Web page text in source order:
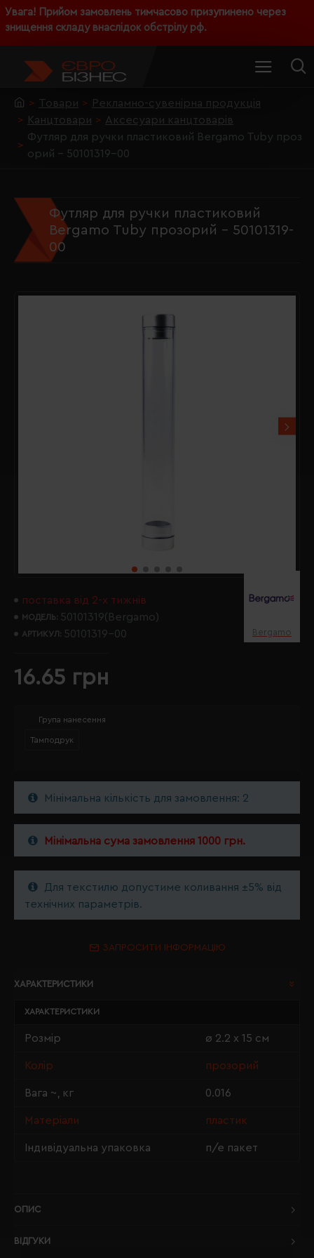
Увага! Прийом замовлень тимчасово призупинено через
знищення складу внаслідок обстрілу рф.
Товари
Рекламно-сувенірна продукція
Канцтовари
Аксесуари канцтоварів
Футляр для ручки пластиковий Bergamo Tubу проз
орий - 50101319-00
Футляр для ручки пластиковий
Bergamo Tubу прозорий - 50101319-
00
поставка від 2-х тижнів
МОДЕЛЬ: 50101319(Bergamo)
АРТИКУЛ: 50101319-00 Bergamo
16.65 грн
Група нанесення
Тамподрук
Мінімальна кількість для замовлення: 2
Мінімальна сума замовлення 1000 грн.
Для текстилю допустиме коливання ±5% від
технічних параметрів.
ЗАПРОСИТИ ІНФОРМАЦІЮ
ХАРАКТЕРИСТИКИ
ХАРАКТЕРИСТИКИ
Розмір ø 2.2 х 15 см
Колір прозорий
Вага ~, кг 0.016
Матеріали пластик
Індивідуальна упаковка п/е пакет
ОПИС
ВІДГУКИ